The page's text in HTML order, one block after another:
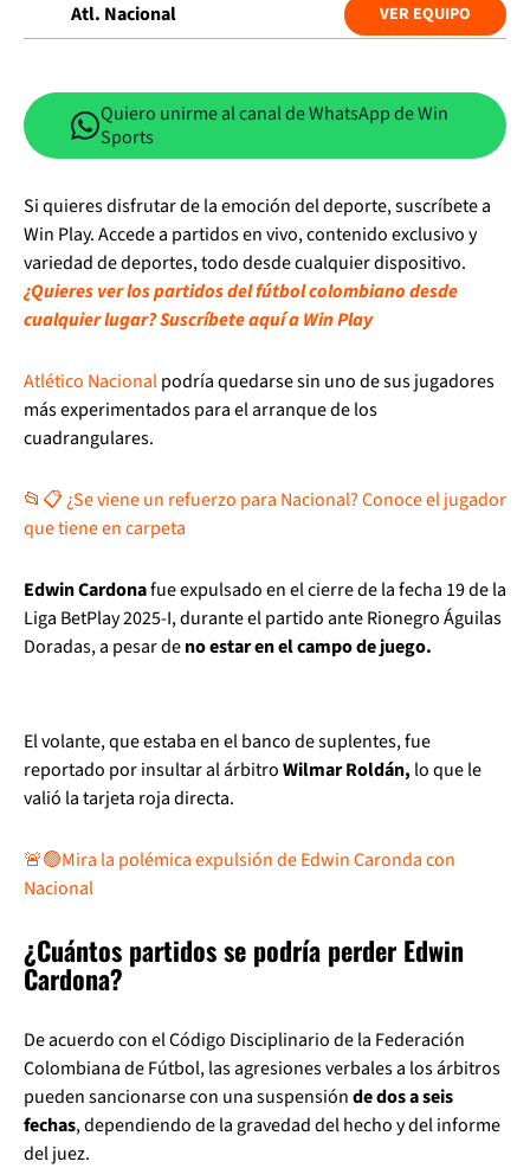
Atl. Nacional VER EQUIPO
Quiero unirme al canal de WhatsApp de Win
Sports
Si quieres disfrutar de la emoción del deporte, suscríbete a
Win Play. Accede a partidos en vivo, contenido exclusivo y
variedad de deportes, todo desde cualquier dispositivo.
¿Quieres ver los partidos del fútbol colombiano desde
cualquier lugar? Suscríbete aquí a Win Play
Atlético Nacionalpodría quedarse sin uno de sus jugadores
más experimentados para el arranque de los
cuadrangulares.
📂📋 ¿Se viene un refuerzo para Nacional? Conoce el jugador
que tiene en carpeta
Edwin Cardonafue expulsado en el cierre de la fecha 19 de la
Liga BetPlay 2025-I, durante el partido ante Rionegro Águilas
Doradas, a pesar deno estar en el campo de juego.
El volante, que estaba en el banco de suplentes, fue
reportado por insultar al árbitroWilmar Roldán, lo que le
valió la tarjeta roja directa.
🚨🟢Mira la polémica expulsión de Edwin Caronda con
Nacional
¿Cuántos partidos se podría perder Edwin
Cardona?
De acuerdo con el Código Disciplinario de la Federación
Colombiana de Fútbol, las agresiones verbales a los árbitros
pueden sancionarse con una suspensiónde dos a seis
fechas, dependiendo de la gravedad del hecho y del informe
del juez.